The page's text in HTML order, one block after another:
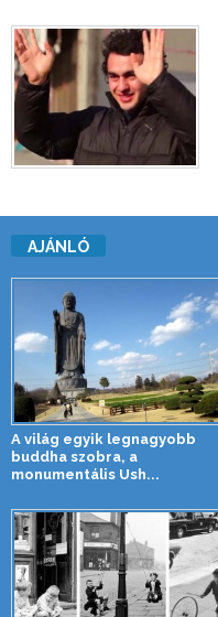
AJÁNLÓ
A világ egyik legnagyobb
buddha szobra, a
monumentális Ush...